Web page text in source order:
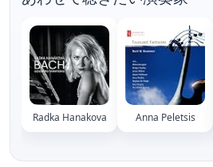
Radka Hanakova Anna Peletsis